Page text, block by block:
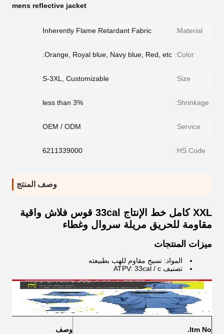
mens reflective jacket
Material:
Inherently Flame Retardant Fabric
Color:
Orange, Royal blue, Navy blue, Red, etc.
Size:
S-3XL, Customizable
Shrinkage:
less than 3%
Service:
OEM / ODM
HS Code:
6211339000
وصف المنتج
XXL كامل خط الإنتاج 33cal قوس فلاش واقية
مقاومة للحريق مريلة سروال وغطاء
ميزات المنتجات
المواد: نسيج مقاوم للهب بطبيعته
تصنيف ATPV: 33cal / c
Itm No. وصف